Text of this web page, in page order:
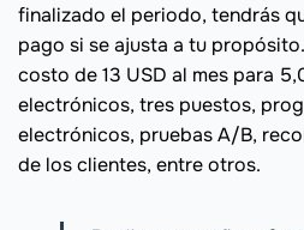
finalizado el periodo, tendrás
pago si se ajusta a tu
costo de 13 USD al mes para
electrónicos, tres puestos,
electrónicos, pruebas A/B,
de los clientes, entre otros.